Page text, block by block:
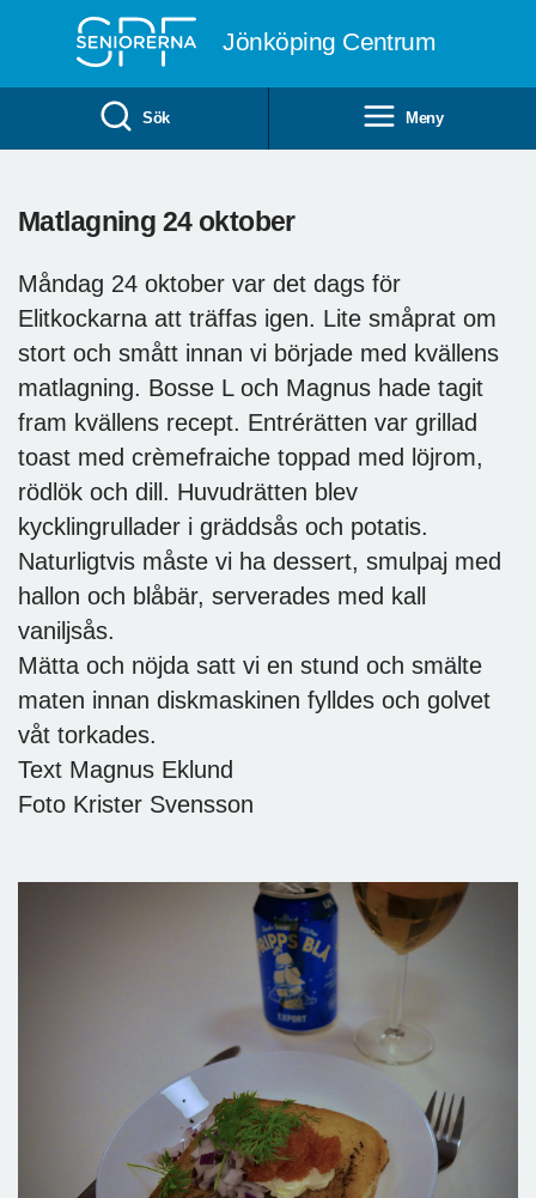
Jönköping Centrum
Sök Meny
Matlagning 24 oktober
Måndag 24 oktober var det dags för
Elitkockarna att träffas igen. Lite småprat om
stort och smått innan vi började med kvällens
matlagning. Bosse L och Magnus hade tagit
fram kvällens recept. Entrérätten var grillad
toast med crèmefraiche toppad med löjrom,
rödlök och dill. Huvudrätten blev
kycklingrullader i gräddsås och potatis.
Naturligtvis måste vi ha dessert, smulpaj med
hallon och blåbär, serverades med kall
vaniljsås.
Mätta och nöjda satt vi en stund och smälte
maten innan diskmaskinen fylldes och golvet
våt torkades.
Text Magnus Eklund
Foto Krister Svensson